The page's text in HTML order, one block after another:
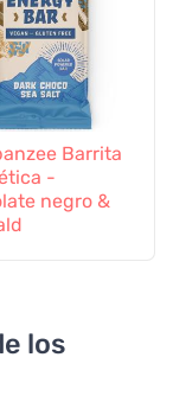
Barrita
-
negro &
los